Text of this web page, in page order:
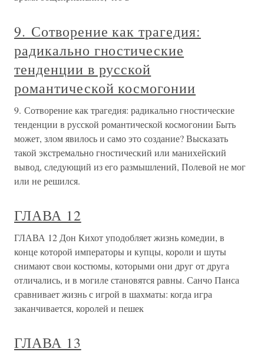
9. Сотворение как трагедия:
радикально гностические
тенденции в русской
романтической космогонии
9. Сотворение как трагедия: радикально гностические
тенденции в русской романтической космогонии Быть
может, злом явилось и само это создание? Высказать
такой экстремально гностический или манихейский
вывод, следующий из его размышлений, Полевой не мог
или не решился.
ГЛАВА 12
ГЛАВА 12 Дон Кихот уподобляет жизнь комедии, в
конце которой императоры и купцы, короли и шуты
снимают свои костюмы, которыми они друг от друга
отличались, и в могиле становятся равны. Санчо Панса
сравнивает жизнь с игрой в шахматы: когда игра
заканчивается, королей и пешек
ГЛАВА 13